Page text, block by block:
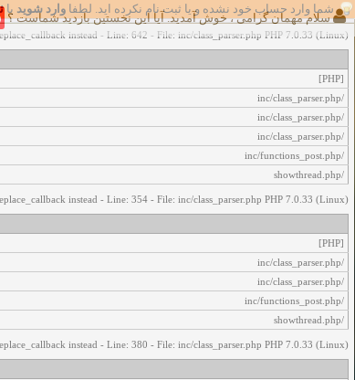
شما وارد حساب خود نشده و یا ثبت نام نکرده اید. لطفا وارد شوید یا اخطار‌های زیر رخ داد:
instead - Line: 642 - File: inc/class_parser.php PHP 7.0.33 (Linux)
[PHP]
/inc/class_parser.php
/inc/class_parser.php
/inc/class_parser.php
/inc/functions_post.php
/showthread.php
instead - Line: 354 - File: inc/class_parser.php PHP 7.0.33 (Linux)
[PHP]
/inc/class_parser.php
/inc/class_parser.php
/inc/functions_post.php
/showthread.php
instead - Line: 380 - File: inc/class_parser.php PHP 7.0.33 (Linux)
سلام مهمان گرامی ، خوش آمدید. آیا این نخستین بازدید شماست ؟